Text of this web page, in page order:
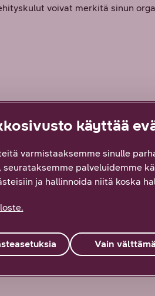
voivat merkitä sinun
kybervastuu
yhteen ajankohtaisimmat
pohjoismaisessa
kuullaan asiakaskokemuksia ja
käyttää
varmistaaksemme sinulle
seurataksemme palveluidemme
ja hallinnoida niitä koska
Vain